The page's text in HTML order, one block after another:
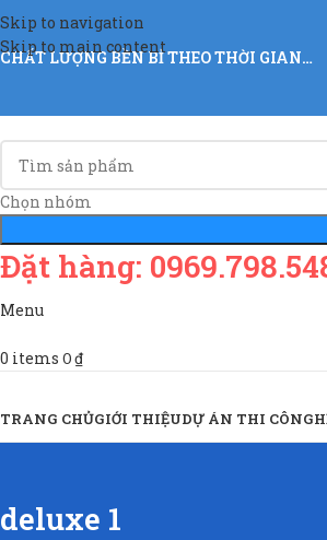
Skip to navigation
Skip to main content
CHẤT LƯỢNG BỀN BỈ THEO THỜI GIAN…
Chọn nhóm
Đặt hàng:
Menu
0 items 0₫
TRANG CHỦGIỚI THIỆUDỰ ÁN THI CÔNG
deluxe 1